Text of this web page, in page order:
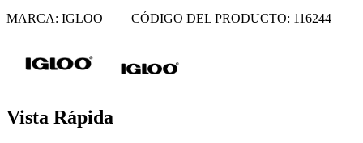
MARCA: IGLOO | CÓDIGO DEL PRODUCTO: 116244
Vista Rápida